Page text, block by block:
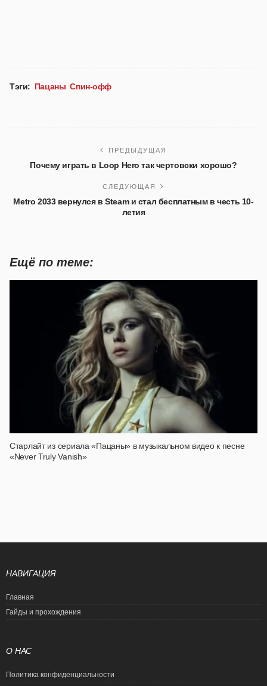
Тэги: Пацаны Спин-офф
ПРЕДЫДУЩАЯ
Почему играть в Loop Hero так чертовски хорошо?
СЛЕДУЮЩАЯ
Metro 2033 вернулся в Steam и стал бесплатным в честь 10-
летия
Ещё по теме:
Старлайт из сериала «Пацаны» в музыкальном видео к песне
«Never Truly Vanish»
НАВИГАЦИЯ
Главная
Гайды и прохождения
О НАС
Политика конфиденциальности